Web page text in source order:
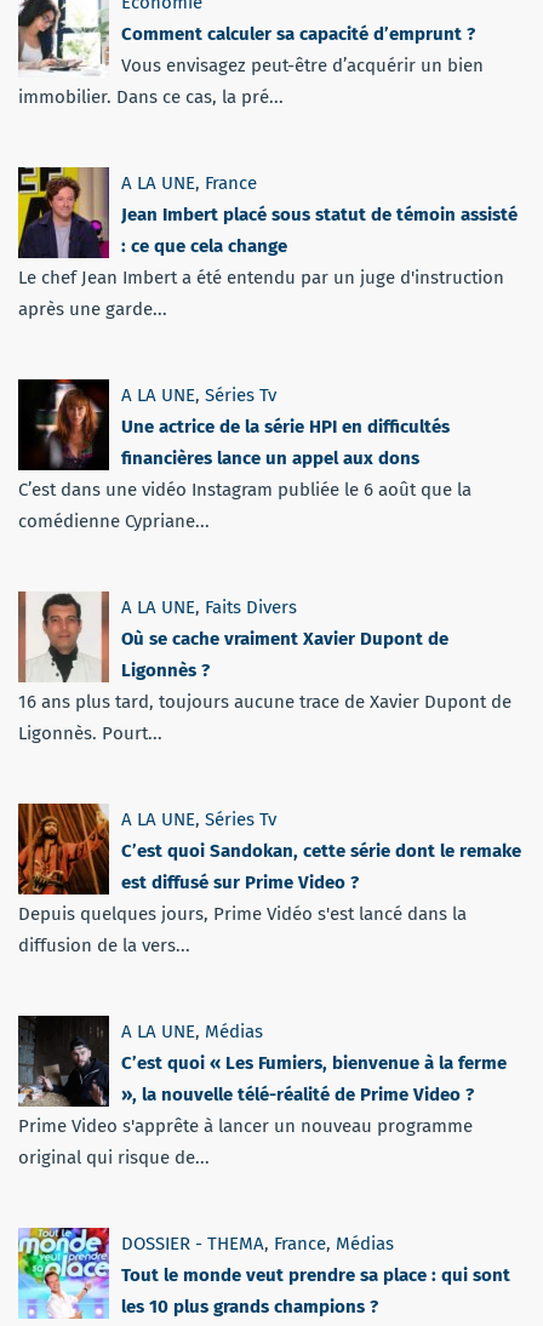
Comment calculer sa capacité d’emprunt ?
Vous envisagez peut-être d’acquérir un bien
immobilier. Dans ce cas, la pré...
A LA UNE, France
Jean Imbert placé sous statut de témoin assisté
: ce que cela change
Le chef Jean Imbert a été entendu par un juge d'instruction
après une garde...
A LA UNE, Séries Tv
Une actrice de la série HPI en difficultés
financières lance un appel aux dons
C’est dans une vidéo Instagram publiée le 6 août que la
comédienne Cypriane...
A LA UNE, Faits Divers
Où se cache vraiment Xavier Dupont de
Ligonnès ?
16 ans plus tard, toujours aucune trace de Xavier Dupont de
Ligonnès. Pourt...
A LA UNE, Séries Tv
C’est quoi Sandokan, cette série dont le remake
est diffusé sur Prime Video ?
Depuis quelques jours, Prime Vidéo s'est lancé dans la
diffusion de la vers...
A LA UNE, Médias
C’est quoi « Les Fumiers, bienvenue à la ferme
», la nouvelle télé-réalité de Prime Video ?
Prime Video s'apprête à lancer un nouveau programme
original qui risque de...
DOSSIER - THEMA, France, Médias
Tout le monde veut prendre sa place : qui sont
les 10 plus grands champions ?